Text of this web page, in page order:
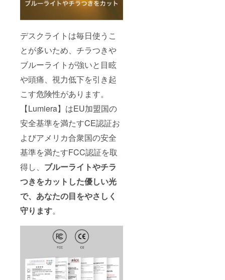
デスクライトは毎日使うこ
とが多いため、チラつきや
ブルーライトが強いと目眩
や頭痛、視力低下を引き起
こす危険性があります。
【Lumiera】はEU加盟国の
安全基準を満たすCE認証お
よびアメリカ合衆国の安全
基準を満たすFCC認証を取
得し、 ブルーライトやチラ
つきをカットした優しい光
で、あなたの目をやさしく
守ります。